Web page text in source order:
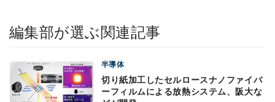
編集部が選ぶ関連記事
半導体
切り紙加工したセルロースナノファイバ
ーフィルムによる放熱システム、阪大な